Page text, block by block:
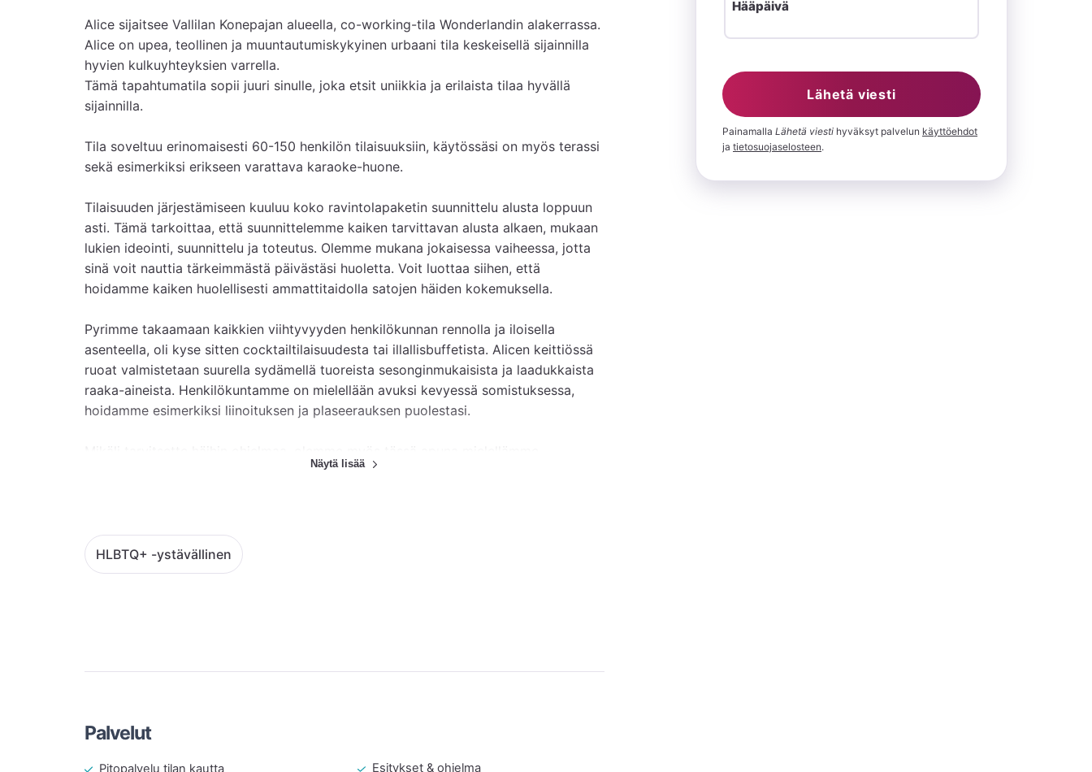
Alice sijaitsee Vallilan Konepajan alueella, co-working-tila Wonderlandin alakerrassa.
Alice on upea, teollinen ja muuntautumiskykyinen urbaani tila keskeisellä sijainnilla
hyvien kulkuyhteyksien varrella.
Tämä tapahtumatila sopii juuri sinulle, joka etsit uniikkia ja erilaista tilaa hyvällä
sijainnilla.
Tila soveltuu erinomaisesti 60-150 henkilön tilaisuuksiin, käytössäsi on myös terassi
sekä esimerkiksi erikseen varattava karaoke-huone.
Tilaisuuden järjestämiseen kuuluu koko ravintolapaketin suunnittelu alusta loppuun
asti. Tämä tarkoittaa, että suunnittelemme kaiken tarvittavan alusta alkaen, mukaan
lukien ideointi, suunnittelu ja toteutus. Olemme mukana jokaisessa vaiheessa, jotta
sinä voit nauttia tärkeimmästä päivästäsi huoletta. Voit luottaa siihen, että
hoidamme kaiken huolellisesti ammattitaidolla satojen häiden kokemuksella.
Pyrimme takaamaan kaikkien viihtyvyyden henkilökunnan rennolla ja iloisella
asenteella, oli kyse sitten cocktailtilaisuudesta tai illallisbuffetista. Alicen keittiössä
ruoat valmistetaan suurella sydämellä tuoreista sesonginmukaisista ja laadukkaista
raaka-aineista. Henkilökuntamme on mielellään avuksi kevyessä somistuksessa,
hoidamme esimerkiksi liinoituksen ja plaseerauksen puolestasi.
Kauttamme onnistuu DJ-palvelut ja mielellään myös olemme avuksi kilpailuttamaan
soittaa soittolistoja esimerkiksi spotifyn kautta.
Järjestämme yksityistilaisuuksia arkisin kello 16:30 alkaen ja meillä vieraat saavat
Näytä lisää
HLBTQ+ -ystävällinen
Palvelut
Pitopalvelu tilan kautta
Esitykset & ohjelma
Hääpäivä
Lähetä viesti
Painamalla ⁨Lähetä viesti⁩ hyväksyt palvelun käyttöehdot
ja tietosuojaselosteen.